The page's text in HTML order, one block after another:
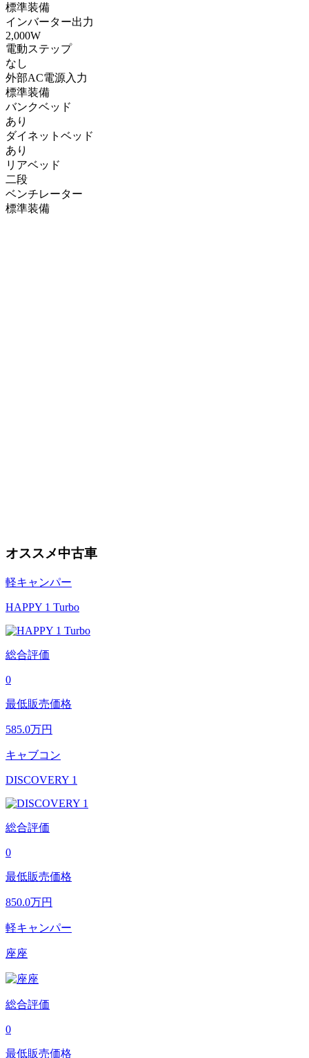
標準装備
インバーター出力
2,000W
電動ステップ
なし
外部AC電源入力
標準装備
バンクベッド
あり
ダイネットベッド
あり
リアベッド
二段
ベンチレーター
標準装備
オススメ中古車
軽キャンパー
HAPPY 1 Turbo
総合評価
0
最低販売価格
585.0万円
キャブコン
DISCOVERY 1
総合評価
0
最低販売価格
850.0万円
軽キャンパー
座座
総合評価
0
最低販売価格